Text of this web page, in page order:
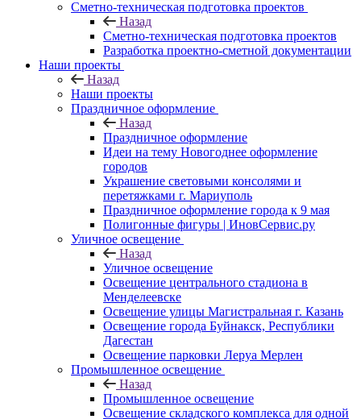
Сметно-техническая подготовка проектов
Назад
Сметно-техническая подготовка проектов
Разработка проектно-сметной документации
Наши проекты
Назад
Наши проекты
Праздничное оформление
Назад
Праздничное оформление
Идеи на тему Новогоднее оформление
городов
Украшение световыми консолями и
перетяжками г. Мариуполь
Праздничное оформление города к 9 мая
Полигонные фигуры | ИновСервис.ру
Уличное освещение
Назад
Уличное освещение
Освещение центрального стадиона в
Менделеевске
Освещение улицы Магистральная г. Казань
Освещение города Буйнакск, Республики
Дагестан
Освещение парковки Леруа Мерлен
Промышленное освещение
Назад
Промышленное освещение
Освещение складского комплекса для одной